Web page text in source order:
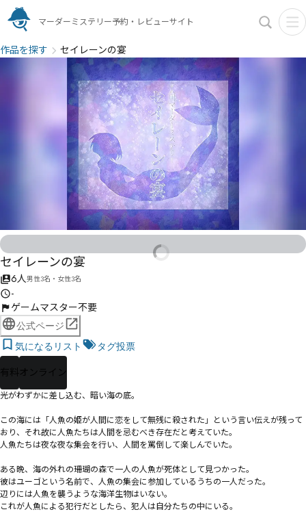
マーダーミステリー予約・レビューサイト
作品を探す セイレーンの宴
セイレーンの宴
6人男性3名・女性3名
-
ゲームマスター不要
公式ページ
気になるリスト
タグ投票
有料 オンライン
光がわずかに差し込む、暗い海の底。
この海には「人魚の姫が人間に恋をして無残に殺された」という言い伝えが残って
おり、それ故に人魚たちは人間を忌むべき存在だと考えていた。
人魚たちは夜な夜な集会を行い、人間を罵倒して楽しんでいた。
ある晩、海の外れの珊瑚の森で一人の人魚が死体として見つかった。
彼はユーゴという名前で、人魚の集会に参加しているうちの一人だった。
辺りには人魚を襲うような海洋生物はいない。
これが人魚による犯行だとしたら、犯人は自分たちの中にいる。